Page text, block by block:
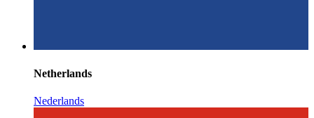
Netherlands
Nederlands